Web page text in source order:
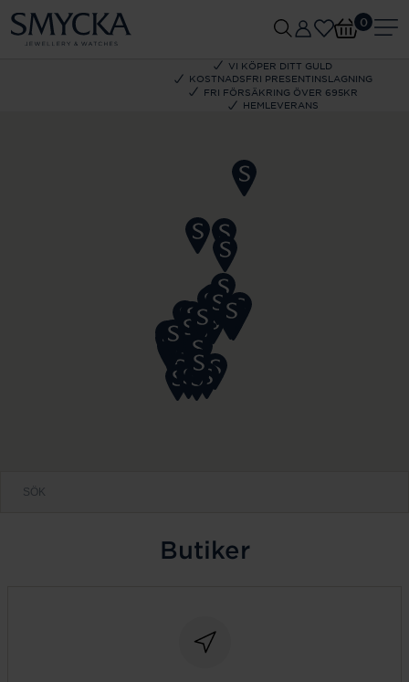
VI KÖPER DITT GULD
KOSTNADSFRI PRESENTINSLAGNING
FRI FÖRSÄKRING ÖVER 695KR
HEMLEVERANS
0
Butiker